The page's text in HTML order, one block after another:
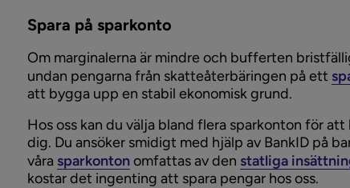
Spara på sparkonto
Om marginalerna är mindre och bufferten
undan pengarna från skatteåterbäringen på ett
att bygga upp en stabil ekonomisk grund.
Hos oss kan du välja bland flera sparkonton för
dig. Du ansöker smidigt med hjälp av BankID på
våra sparkontonomfattas av den statliga
kostar det ingenting att spara pengar hos oss.